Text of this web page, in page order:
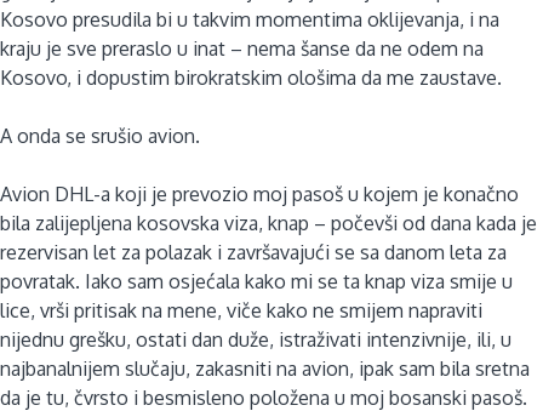
Kosovo presudila bi u takvim momentima oklijevanja, i na
kraju je sve preraslo u inat – nema šanse da ne odem na
Kosovo, i dopustim birokratskim ološima da me zaustave.
A onda se srušio avion.
Avion DHL-a koji je prevozio moj pasoš u kojem je konačno
bila zalijepljena kosovska viza, knap – počevši od dana kada je
rezervisan let za polazak i završavajući se sa danom leta za
povratak. Iako sam osjećala kako mi se ta knap viza smije u
lice, vrši pritisak na mene, viče kako ne smijem napraviti
nijednu grešku, ostati dan duže, istraživati intenzivnije, ili, u
najbanalnijem slučaju, zakasniti na avion, ipak sam bila sretna
da je tu, čvrsto i besmisleno položena u moj bosanski pasoš.